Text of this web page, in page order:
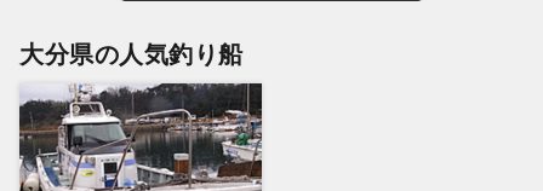
大分県の人気釣り船